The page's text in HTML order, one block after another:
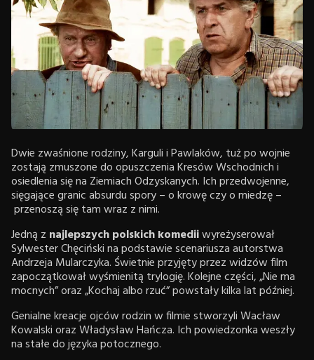
Dwie zwaśnione rodziny, Karguli i Pawlaków, tuż po wojnie
zostają zmuszone do opuszczenia Kresów Wschodnich i
osiedlenia się na Ziemiach Odzyskanych. Ich przedwojenne,
sięgające granic absurdu spory – o krowę czy o miedzę –
przenoszą się tam wraz z nimi.
Jedną z najlepszych polskich komediiwyreżyserował
Sylwester Chęciński na podstawie scenariusza autorstwa
Andrzeja Mularczyka. Świetnie przyjęty przez widzów film
zapoczątkował wyśmienitą trylogię. Kolejne części, „Nie ma
mocnych” oraz „Kochaj albo rzuć” powstały kilka lat później.
Genialne kreacje ojców rodzin w filmie stworzyli Wacław
Kowalski oraz Władysław Hańcza. Ich powiedzonka weszły
na stałe do języka potocznego.